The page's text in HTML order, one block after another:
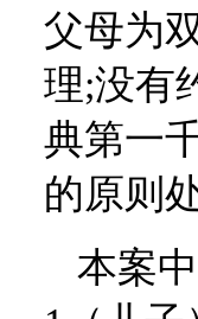
父母为
理;没有
典第一
的原则
本案中